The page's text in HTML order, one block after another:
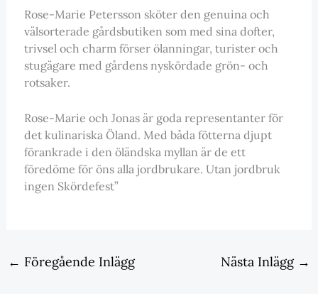
Rose-Marie Petersson sköter den genuina och
välsorterade gårdsbutiken som med sina dofter,
trivsel och charm förser ölanningar, turister och
stugägare med gårdens nyskördade grön- och
rotsaker.
Rose-Marie och Jonas är goda representanter för
det kulinariska Öland. Med båda fötterna djupt
förankrade i den öländska myllan är de ett
föredöme för öns alla jordbrukare. Utan jordbruk
ingen Skördefest”
← Föregående Inlägg Nästa Inlägg →